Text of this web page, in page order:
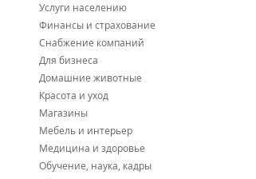
Услуги населению
Финансы и страхование
Снабжение компаний
Для бизнеса
Домашние животные
Красота и уход
Магазины
Мебель и интерьер
Медицина и здоровье
Обучение, наука, кадры